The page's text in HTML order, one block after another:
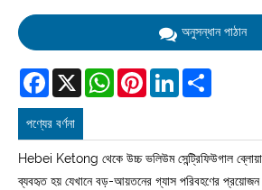
অনুসন্ধান পাঠান
Facebook
X WhatsAppPinterestLinkedIn
পণ্যের বর্ণনা
Hebei Ketong থেকে উচ্চ ভলিউম সেন্ট্রিফিউগাল
ব্যবহৃত হয় যেখানে বড়-আয়তনের গ্যাস পরিবহণের